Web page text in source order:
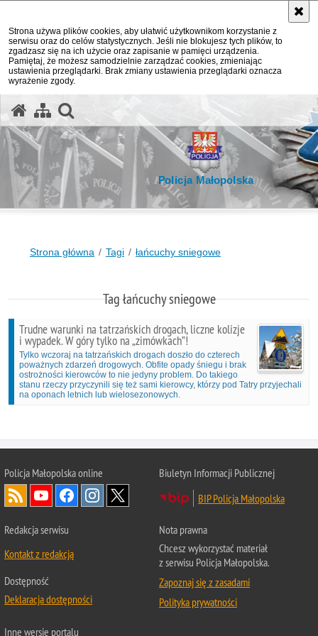
Strona używa plików cookies, aby ułatwić użytkownikom korzystanie z
serwisu oraz do celów statystycznych. Jeśli nie blokujesz tych plików, to
zgadzasz się na ich użycie oraz zapisanie w pamięci urządzenia.
Pamiętaj, że możesz samodzielnie zarządzać cookies, zmieniając
ustawienia przeglądarki. Brak zmiany ustawienia przeglądarki oznacza
wyrażenie zgody.
Policja Małopolska
Strona główna Tagi łańcuchy sniegowe
Tag łańcuchy sniegowe
Trudne warunki na tatrzańskich drogach, liczne kolizje
i wypadek. W góry tylko na „zimówkach”!
Tylko wczoraj na tatrzańskich drogach doszło do czterech
poważnych zdarzeń drogowych. Obfite opady śniegu i brak
ostrożności kierowców to nie jedyny problem. Do takiego
stanu rzeczy przyczynili się też sami kierowcy, którzy pod Tatry przyjechali
na oponach letnich lub wielosezonowych.
Policja Małopolska online
Biuletyn Informacji Publicznej
BIP Policja Małopolska
Redakcja serwisu
Kontakt z redakcją
Dostępność
Deklaracja dostępności
Nota prawna
Chcesz wykorzystać materiał
z serwisu Policja Małopolska.
Zapoznaj się z zasadami
Polityka prywatności
Inne wersje portalu